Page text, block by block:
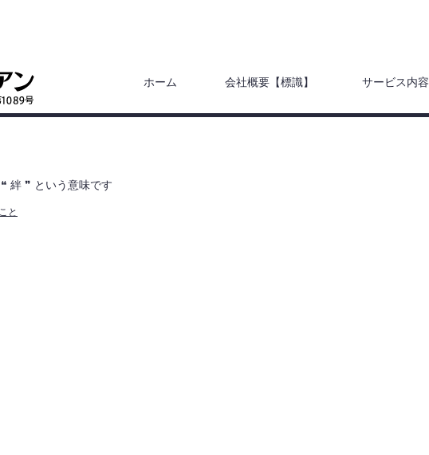
ホーム 会社概要【標識】 サービス内容
ランス語で ❝ 絆 ❞ という意味です
絆 ❞ という意味です
と